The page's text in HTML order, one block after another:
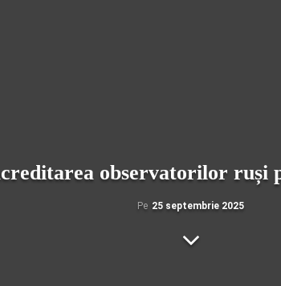
observatorilor ruși
Pe 25 septembrie 2025